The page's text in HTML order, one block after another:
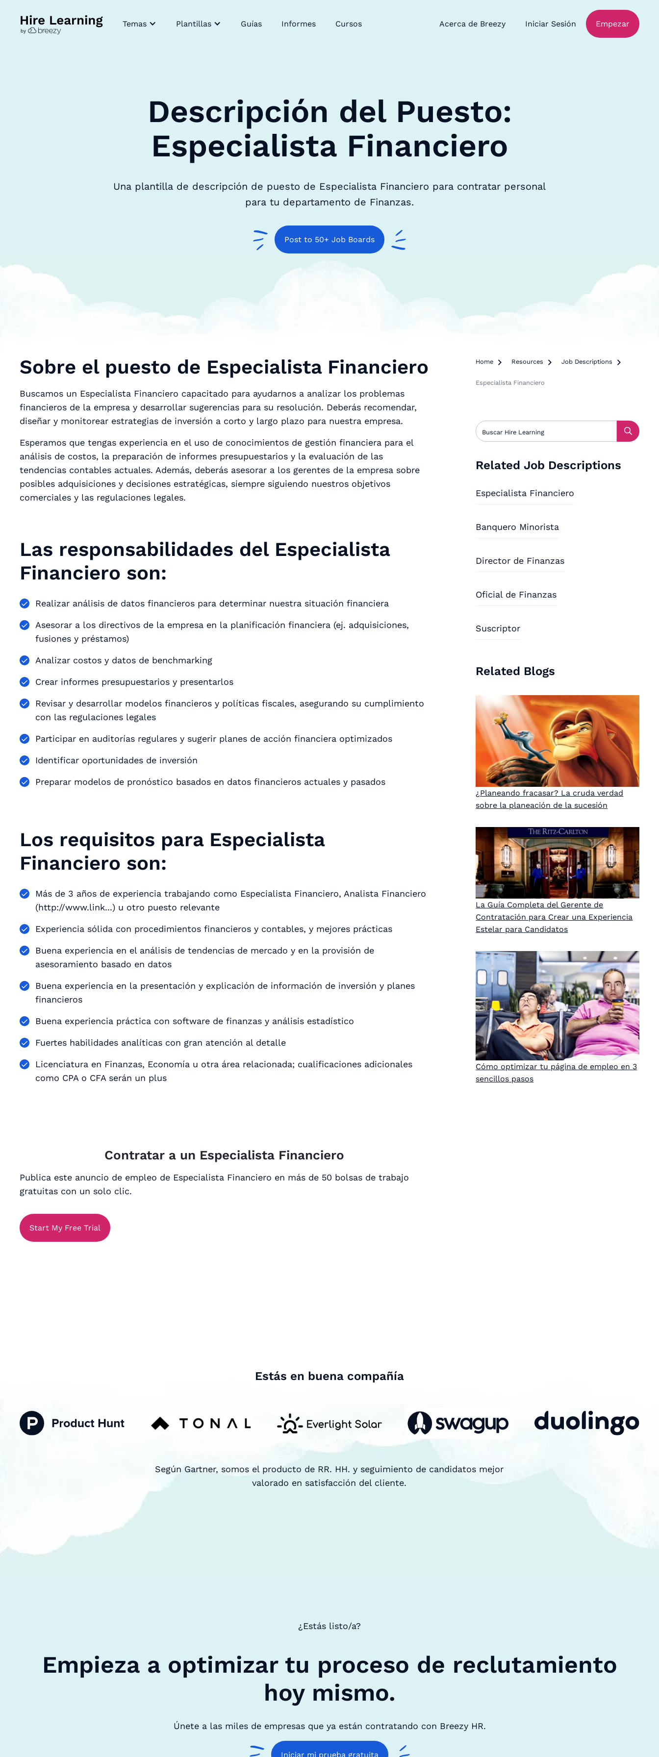
Temas Plantillas Guías Informes Cursos Acerca de Breezy Iniciar Sesión Empezar
Descripción del Puesto:
Especialista Financiero
Una plantilla de descripción de puesto de Especialista Financiero para contratar personal
para tu departamento de Finanzas.
Post to 50+ Job Boards
Sobre el puesto de Especialista Financiero
Buscamos un Especialista Financiero capacitado para ayudarnos a analizar los problemas
financieros de la empresa y desarrollar sugerencias para su resolución. Deberás recomendar,
diseñar y monitorear estrategias de inversión a corto y largo plazo para nuestra empresa.
Esperamos que tengas experiencia en el uso de conocimientos de gestión financiera para el
análisis de costos, la preparación de informes presupuestarios y la evaluación de las
tendencias contables actuales. Además, deberás asesorar a los gerentes de la empresa sobre
posibles adquisiciones y decisiones estratégicas, siempre siguiendo nuestros objetivos
comerciales y las regulaciones legales.
Las responsabilidades del Especialista
Financiero son:
Realizar análisis de datos financieros para determinar nuestra situación financiera
Asesorar a los directivos de la empresa en la planificación financiera (ej. adquisiciones,
fusiones y préstamos)
Analizar costos y datos de benchmarking
Crear informes presupuestarios y presentarlos
Revisar y desarrollar modelos financieros y políticas fiscales, asegurando su cumplimiento
con las regulaciones legales
Participar en auditorías regulares y sugerir planes de acción financiera optimizados
Identificar oportunidades de inversión
Preparar modelos de pronóstico basados en datos financieros actuales y pasados
Los requisitos para Especialista
Financiero son:
Más de 3 años de experiencia trabajando como Especialista Financiero, Analista Financiero
(http://www.link...) u otro puesto relevante
Experiencia sólida con procedimientos financieros y contables, y mejores prácticas
Buena experiencia en el análisis de tendencias de mercado y en la provisión de
asesoramiento basado en datos
Buena experiencia en la presentación y explicación de información de inversión y planes
financieros
Buena experiencia práctica con software de finanzas y análisis estadístico
Fuertes habilidades analíticas con gran atención al detalle
Licenciatura en Finanzas, Economía u otra área relacionada; cualificaciones adicionales
como CPA o CFA serán un plus
Home  Resources  Job Descriptions 
Especialista Financiero
Related Job Descriptions
Especialista Financiero
Banquero Minorista
Director de Finanzas
Oficial de Finanzas
Suscriptor
Related Blogs
¿Planeando fracasar? La cruda verdad
sobre la planeación de la sucesión
La Guía Completa del Gerente de
Contratación para Crear una Experiencia
Estelar para Candidatos
Cómo optimizar tu página de empleo en 3
sencillos pasos
Contratar a un Especialista Financiero
Publica este anuncio de empleo de Especialista Financiero en más de 50 bolsas de trabajo
gratuitas con un solo clic.
Start My Free Trial
Estás en buena compañía
Según Gartner, somos el producto de RR. HH. y seguimiento de candidatos mejor
valorado en satisfacción del cliente.
¿Estás listo/a?
Empieza a optimizar tu proceso de reclutamiento
hoy mismo.
Únete a las miles de empresas que ya están contratando con Breezy HR.
Iniciar mi prueba gratuita